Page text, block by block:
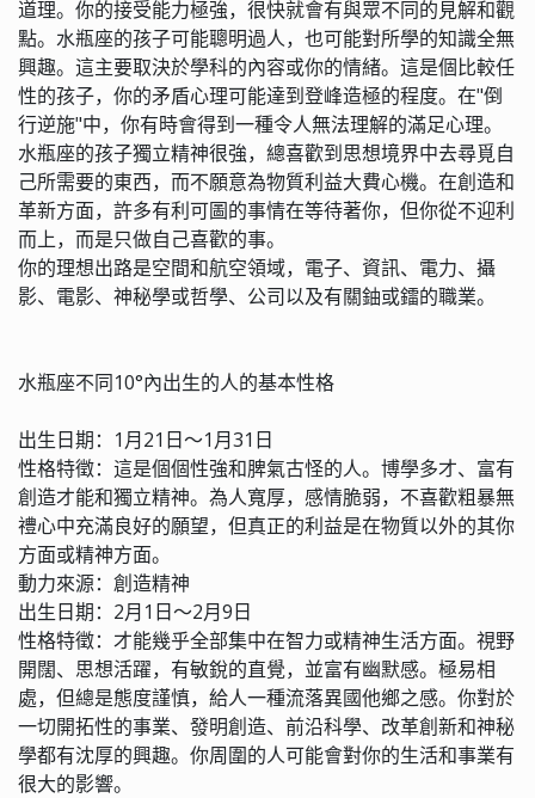
道理。你的接受能力極強，很快就會有與眾不同的見解和觀
點。水瓶座的孩子可能聰明過人，也可能對所學的知識全無
興趣。這主要取決於學科的內容或你的情緒。這是個比較任
性的孩子，你的矛盾心理可能達到登峰造極的程度。在"倒
行逆施"中，你有時會得到一種令人無法理解的滿足心理。
水瓶座的孩子獨立精神很強，總喜歡到思想境界中去尋覓自
己所需要的東西，而不願意為物質利益大費心機。在創造和
革新方面，許多有利可圖的事情在等待著你，但你從不迎利
而上，而是只做自己喜歡的事。
你的理想出路是空間和航空領域，電子、資訊、電力、攝
影、電影、神秘學或哲學、公司以及有關鈾或鐳的職業。
水瓶座不同10°內出生的人的基本性格
出生日期：1月21日～1月31日
性格特徵：這是個個性強和脾氣古怪的人。博學多才、富有
創造才能和獨立精神。為人寬厚，感情脆弱，不喜歡粗暴無
禮心中充滿良好的願望，但真正的利益是在物質以外的其你
方面或精神方面。
動力來源：創造精神
出生日期：2月1日～2月9日
性格特徵：才能幾乎全部集中在智力或精神生活方面。視野
開闊、思想活躍，有敏銳的直覺，並富有幽默感。極易相
處，但總是態度謹慎，給人一種流落異國他鄉之感。你對於
一切開拓性的事業、發明創造、前沿科學、改革創新和神秘
學都有沈厚的興趣。你周圍的人可能會對你的生活和事業有
很大的影響。